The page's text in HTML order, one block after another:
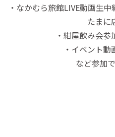
・なかむら旅館LIVE動画生
たまに
・紺屋飲み会
・イベント
など参加